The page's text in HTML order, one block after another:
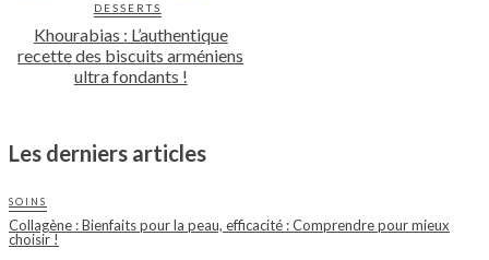
DESSERTS
Khourabias : L’authentique
recette des biscuits arméniens
ultra fondants !
Les derniers articles
SOINS
Collagène : Bienfaits pour la peau, efficacité : Comprendre pour mieux
choisir !